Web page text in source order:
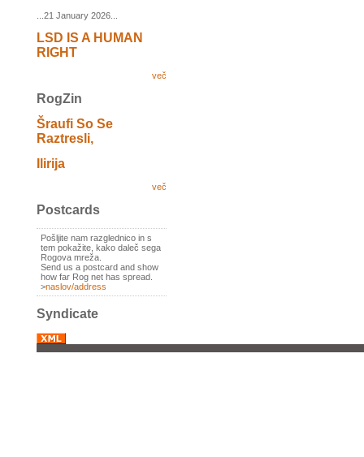
...21 January 2026...
LSD IS A HUMAN
RIGHT
več
RogZin
Šraufi So Se
Raztresli,
Ilirija
več
Postcards
Pošljite nam razglednico in s
tem pokažite, kako daleč sega
Rogova mreža.
Send us a postcard and show
how far Rog net has spread.
>naslov/address
Syndicate